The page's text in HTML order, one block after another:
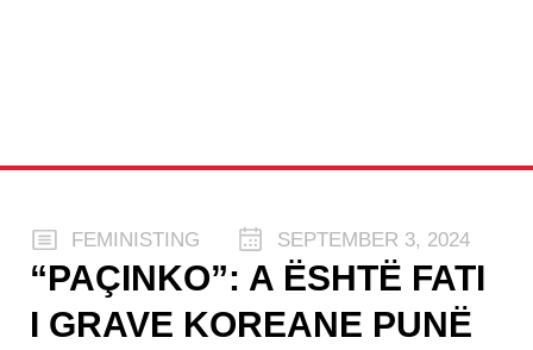
FEMINISTING SEPTEMBER 3, 2024
“PAÇINKO”: A ËSHTË FATI
I GRAVE KOREANE PUNË